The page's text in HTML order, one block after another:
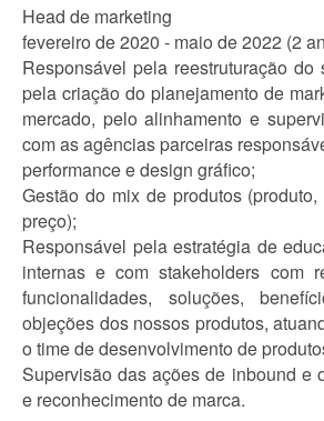
Head de marketing
fevereiro de 2020 - maio de 2022 (2
Responsável pela reestruturação do
pela criação do planejamento de
mercado, pelo alinhamento e
com as agências parceiras
performance e design gráfico;
Gestão do mix de produtos
preço);
Responsável pela estratégia de
internas e com stakeholders com
funcionalidades, soluções,
objeções dos nossos produtos,
o time de desenvolvimento de
Supervisão das ações de inbound e
e reconhecimento de marca.